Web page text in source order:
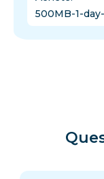
500MB-1-